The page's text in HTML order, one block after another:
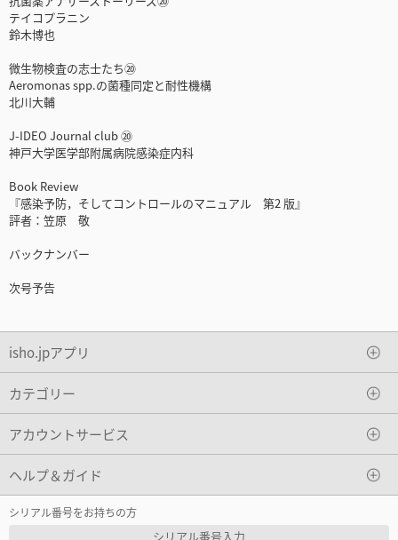
テイコプラニン
鈴木博也
微生物検査の志士たち⑳
Aeromonas spp.の菌種同定と耐性機構
北川大輔
J-IDEO Journal club ⑳
神戸大学医学部附属病院感染症内科
Book Review
『感染予防，そしてコントロールのマニュアル 第2 版』
評者：笠原 敬
バックナンバー
次号予告
isho.jpアプリ
カテゴリー
アカウントサービス
ヘルプ＆ガイド
シリアル番号をお持ちの方
シリアル番号入力